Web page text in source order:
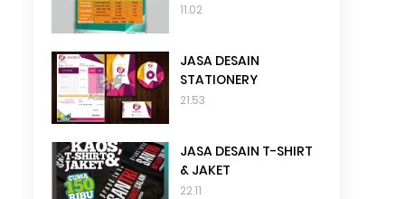
11.02
JASA DESAIN
STATIONERY
21.53
JASA DESAIN T-SHIRT
& JAKET
22.11